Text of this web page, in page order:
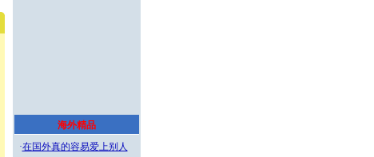
海外精品
·在国外真的容易爱上别人